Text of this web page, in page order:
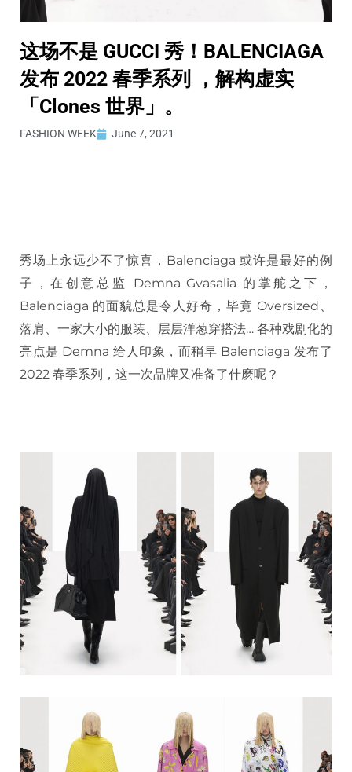
这场不是 GUCCI 秀！BALENCIAGA
发布 2022 春季系列 ，解构虚实
「Clones 世界」。
FASHION WEEK June 7, 2021
秀场上永远少不了惊喜，Balenciaga 或许是最好的例
子，在创意总监 Demna Gvasalia 的掌舵之下，
Balenciaga 的面貌总是令人好奇，毕竟 Oversized、
落肩、一家大小的服装、层层洋葱穿搭法… 各种戏剧化的
亮点是 Demna 给人印象，而稍早 Balenciaga 发布了
2022 春季系列，这一次品牌又准备了什麽呢？